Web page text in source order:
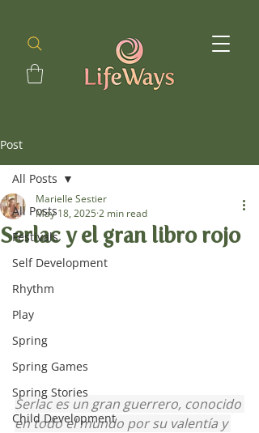
Post
All Posts
Festivals
Self Development
Rhythm
Play
Spring
Spring Games
Spring Stories
Child Development
All Posts
Serlac y el gran libro rojo
Marielle Sestier
May 18, 20252 min read
Serlac es un gran guerrero, conocido
en todo el mundo por su valentía y